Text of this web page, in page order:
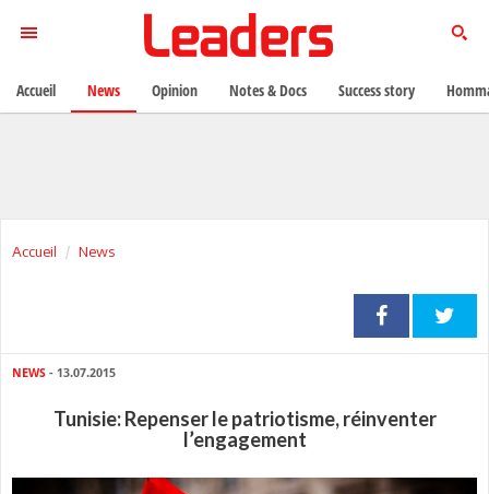
Accueil News
NEWS - 13.07.2015
Tunisie: Repenser le patriotisme, réinventer
l’engagement
Accueil News Opinion Notes & Docs Success story